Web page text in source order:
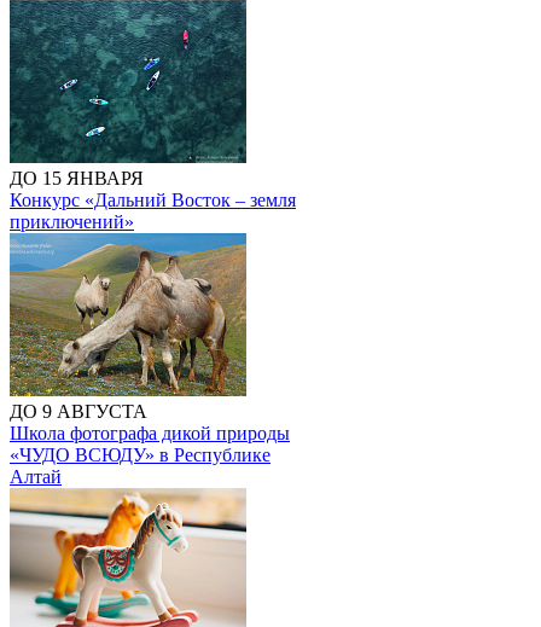
ДО 15 ЯНВАРЯ
Конкурс «Дальний Восток – земля
приключений»
ДО 9 АВГУСТА
Школа фотографа дикой природы
«ЧУДО ВСЮДУ» в Республике
Алтай